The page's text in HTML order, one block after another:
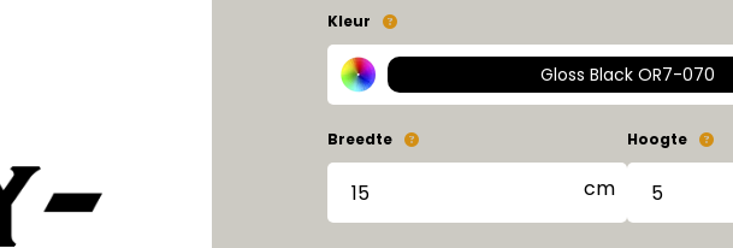
Kleur
Gloss Black OR7-070
Breedte Hoogte